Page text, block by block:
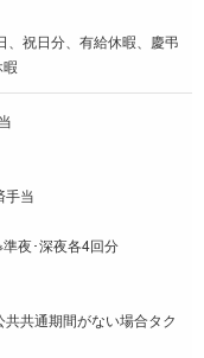
祝日分、有給休暇、慶弔
当
夜･深夜各4回分
通期間がない場合タク